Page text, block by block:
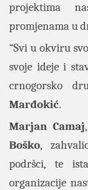
projektima
promjenama u
“Svi u okviru
svoje ideje i
crnogorsko
Marđokić.
Marjan Camaj
Boško,
podršci, te
organizacije